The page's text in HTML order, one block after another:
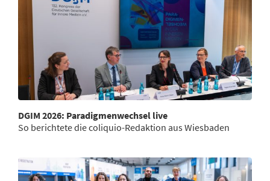
DGIM 2026: Paradigmenwechsel live
So berichtete die coliquio-Redaktion aus Wiesbaden